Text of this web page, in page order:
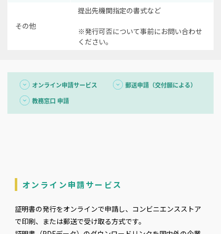
その他
提出先機関指定の書式など
※発行可否について事前にお問い合わせ
ください。
オンライン申請サービス
郵送申請（交付願による）
教務窓口 申請
オンライン申請サービス
証明書の発行をオンラインで申請し、コンビニエンスストア
で印刷、または郵送で受け取る方式です。